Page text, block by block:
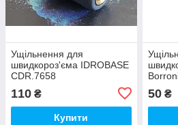
Ущільнення для
швидкороз'єма IDROBASE
CDR.7658
110 ₴
Купити
50₴